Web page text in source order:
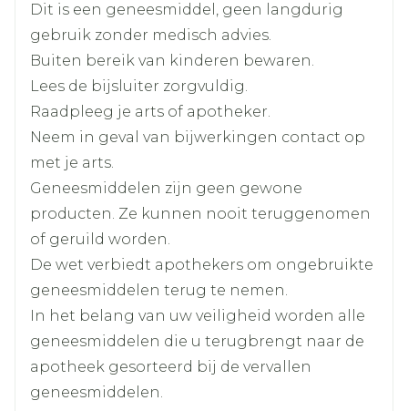
als uw bloed te zuur is (metabole acidose)
als u een ernstige vorm van bronchiale
blokkade vertoont (bv. ernstig bronchiaal
astma)
als u ernstige problemen met de
bloedcirculatie hebt (waardoor uw vingers
en tenen beginnen te tintelen of bleek of
blauw worden) (raynaudsyndroom)
als u lijdt aan een hormoonproducerende
tumor dicht bij uw nier (feochromocytoom)
die niet wordt behandeld (zie ook rubriek
"Wanneer moet u extra voorzichtig zijn met
dit middel")
als uw nierfunctie sterk verminderd is met
een sterk verminderde of een volledig
gebrek aan urineproductie
(creatinineklaring lager dan 30 ml/min)
als u lijdt aan acute ontsteking van de nieren,
wat gezwollen enkels of hoge bloeddruk
(acute glomerulonefritis) kan veroorzaken
het ontbijt
Breedte 47 mm
Lengte
Diepte 22 mm
Hoeveelheid
Verpakking
30
Actieve
Ingrediënten
bisoprolol fumaraat,
hydrochloorthiazide
Behoud
Kamertemperatuur (15°C -
25°C)
Dit is een geneesmiddel, geen langdurig
gebruik zonder medisch advies.
Buiten bereik van kinderen bewaren.
Lees de bijsluiter zorgvuldig.
Raadpleeg je arts of apotheker.
Neem in geval van bijwerkingen contact op
met je arts.
Geneesmiddelen zijn geen gewone
producten. Ze kunnen nooit teruggenomen
of geruild worden.
De wet verbiedt apothekers om ongebruikte
geneesmiddelen terug te nemen.
In het belang van uw veiligheid worden alle
geneesmiddelen die u terugbrengt naar de
apotheek gesorteerd bij de vervallen
geneesmiddelen.